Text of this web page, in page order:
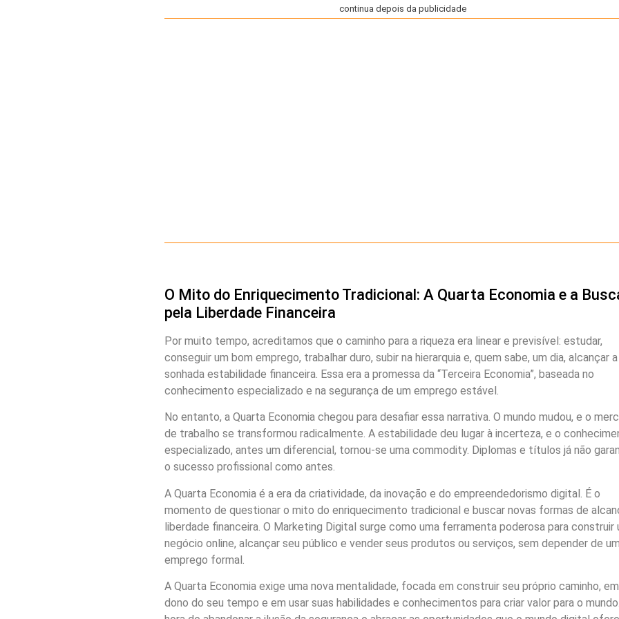
continua depois da publicidade
O Mito do Enriquecimento Tradicional: A Quarta Economia e a
pela Liberdade Financeira
Por muito tempo, acreditamos que o caminho para a riqueza era linear e previsível: estudar,
conseguir um bom emprego, trabalhar duro, subir na hierarquia e, quem sabe, um dia, alcançar
sonhada estabilidade financeira. Essa era a promessa da “Terceira Economia”, baseada no
conhecimento especializado e na segurança de um emprego estável.
No entanto, a Quarta Economia chegou para desafiar essa narrativa. O mundo mudou, e o
de trabalho se transformou radicalmente. A estabilidade deu lugar à incerteza, e o
especializado, antes um diferencial, tornou-se uma commodity. Diplomas e títulos já não
o sucesso profissional como antes.
A Quarta Economia é a era da criatividade, da inovação e do empreendedorismo digital. É o
momento de questionar o mito do enriquecimento tradicional e buscar novas formas de
liberdade financeira. O Marketing Digital surge como uma ferramenta poderosa para construir
negócio online, alcançar seu público e vender seus produtos ou serviços, sem depender de
emprego formal.
A Quarta Economia exige uma nova mentalidade, focada em construir seu próprio caminho,
dono do seu tempo e em usar suas habilidades e conhecimentos para criar valor para o